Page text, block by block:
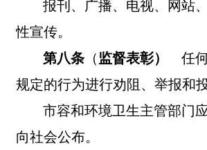
报刊、广播、电视、网站
性宣传。
第八条 （ 监督表彰）
任
规定的行为进行劝阻、举报和投
市容和环境卫生主管部门
向社会公布。